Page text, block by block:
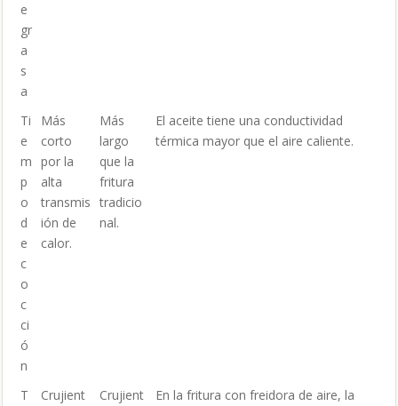
e
gr
a
s
a
Ti
e
m
p
o
d
e
c
o
c
ci
ó
n
Más
corto
por la
alta
transmis
ión de
calor.
Más
largo
que la
fritura
tradicio
nal.
El aceite tiene una conductividad
térmica mayor que el aire caliente.
T
Crujient
Crujient
En la fritura con freidora de aire, la